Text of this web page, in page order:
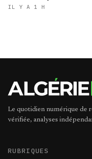
IL Y A 1 H
Le quotidien numérique de
vérifiée, analyses
RUBRIQUES